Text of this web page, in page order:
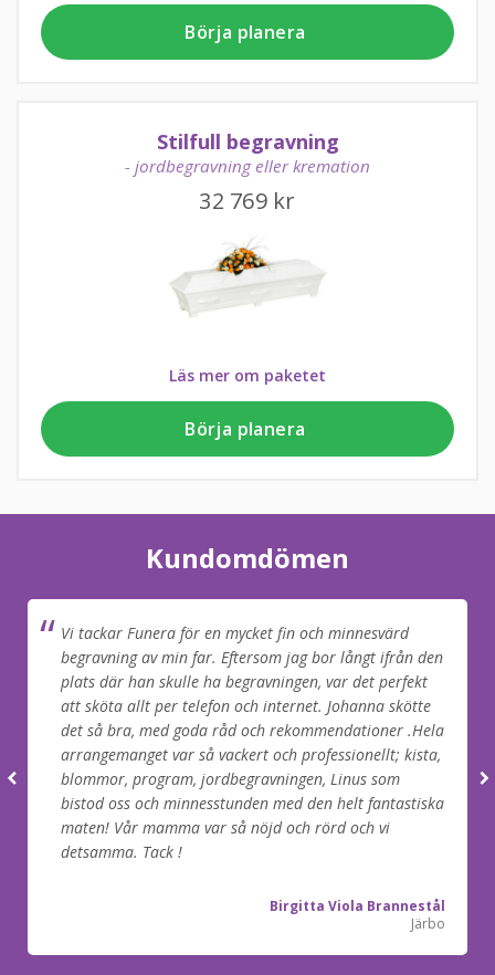
Börja planera
Stilfull begravning
- jordbegravning eller kremation
32 769 kr
Läs mer om paketet
Börja planera
Kundomdömen
Vi tackar Funera för en mycket fin och minnesvärd
begravning av min far. Eftersom jag bor långt ifrån den
plats där han skulle ha begravningen, var det perfekt
att sköta allt per telefon och internet. Johanna skötte
det så bra, med goda råd och rekommendationer .Hela
arrangemanget var så vackert och professionellt; kista,
blommor, program, jordbegravningen, Linus som
bistod oss och minnesstunden med den helt fantastiska
maten! Vår mamma var så nöjd och rörd och vi
detsamma. Tack !
Birgitta Viola Brannestål
Järbo